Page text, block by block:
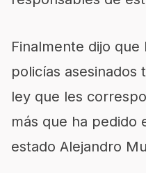
Finalmente dijo que
policías asesinados
ley que les
más que ha pedido
estado Alejandro